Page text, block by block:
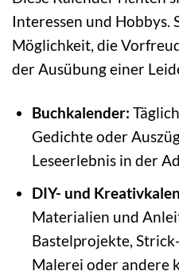
Interessen und Hobbys.
Möglichkeit, die
der Ausübung einer
Buchkalender:
Gedichte oder
Leseerlebnis in der
DIY- und
Materialien und
Bastelprojekte,
Malerei oder andere